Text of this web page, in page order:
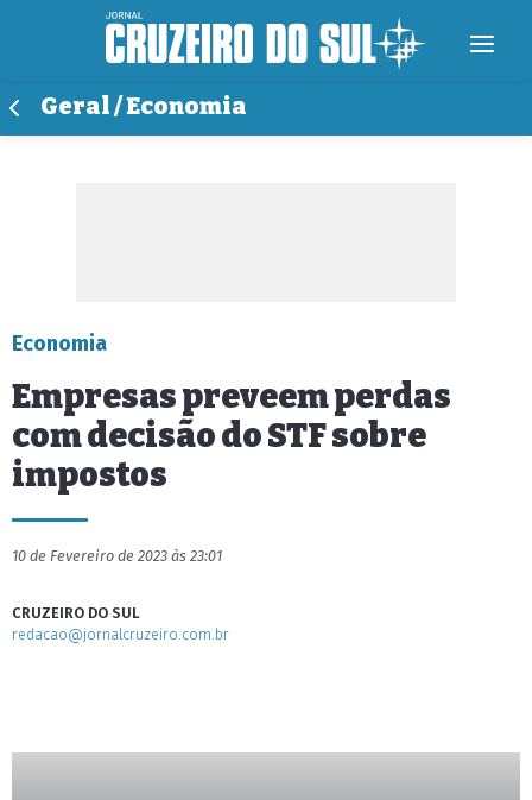
Geral / Economia
Economia
Empresas preveem perdas
com decisão do STF sobre
impostos
10 de Fevereiro de 2023 às 23:01
CRUZEIRO DO SUL
redacao@jornalcruzeiro.com.br